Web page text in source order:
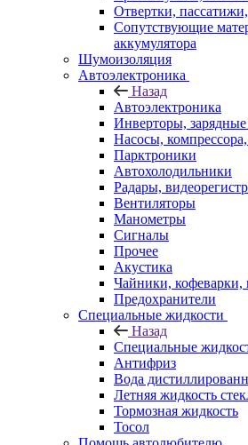
Отвертки,
Сопутствующие
аккумулятора
Шумоизоляция
Автоэлектроника
Назад
Автоэлектроника
Инверторы, зарядные
Насосы,
Парктроники
Автохолодильники
Радары,
Вентиляторы
Манометры
Сигналы
Прочее
Акустика
Чайники, кофеварки,
Предохранители
Специальные жидкости
Назад
Специальные
Антифриз
Вода
Летняя жидкость
Тормозная жидкость
Тосол